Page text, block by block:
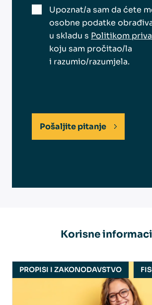
Upoznat/a sam da ćete
osobne podatke
u skladu s Politikom
koju sam pročitao/la
i razumio/razumjela.
Pošaljite pitanje
Korisne
PROPISI I ZAKONODAVSTVO